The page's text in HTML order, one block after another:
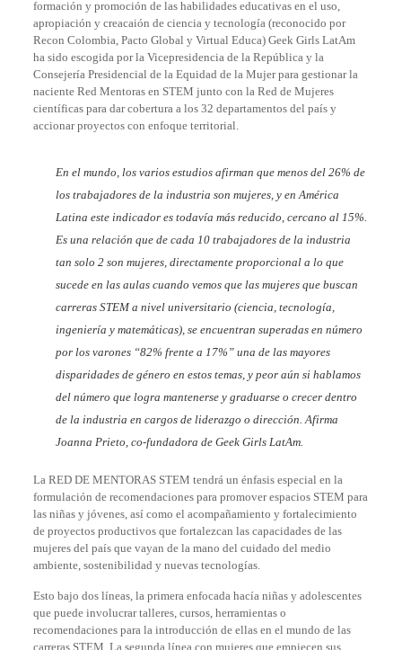
formación y promoción de las habilidades educativas en el uso,
apropiación y creacaión de ciencia y tecnología (reconocido por
Recon Colombia, Pacto Global y Virtual Educa) Geek Girls LatAm
ha sido escogida por la Vicepresidencia de la República y la
Consejería Presidencial de la Equidad de la Mujer para gestionar la
naciente Red Mentoras en STEM junto con la Red de Mujeres
científicas para dar cobertura a los 32 departamentos del país y
accionar proyectos con enfoque territorial.
En el mundo, los varios estudios afirman que menos del 26% de
los trabajadores de la industria son mujeres, y en América
Latina este indicador es todavía más reducido, cercano al 15%.
Es una relación que de cada 10 trabajadores de la industria
tan solo 2 son mujeres, directamente proporcional a lo que
sucede en las aulas cuando vemos que las mujeres que buscan
carreras STEM a nivel universitario (ciencia, tecnología,
ingeniería y matemáticas), se encuentran superadas en número
por los varones “82% frente a 17%” una de las mayores
disparidades de género en estos temas, y peor aún si hablamos
del número que logra mantenerse y graduarse o crecer dentro
de la industria en cargos de liderazgo o dirección. Afirma
Joanna Prieto, co-fundadora de Geek Girls LatAm.
La RED DE MENTORAS STEM tendrá un énfasis especial en la
formulación de recomendaciones para promover espacios STEM para
las niñas y jóvenes, así como el acompañamiento y fortalecimiento
de proyectos productivos que fortalezcan las capacidades de las
mujeres del país que vayan de la mano del cuidado del medio
ambiente, sostenibilidad y nuevas tecnologías.
Esto bajo dos líneas, la primera enfocada hacía niñas y adolescentes
que puede involucrar talleres, cursos, herramientas o
recomendaciones para la introducción de ellas en el mundo de las
carreras STEM. La segunda línea con mujeres que empiecen sus